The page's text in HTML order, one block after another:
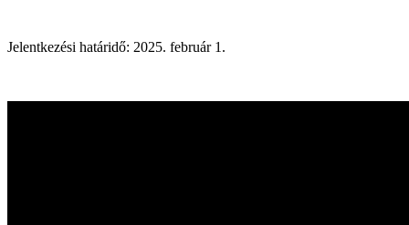
Jelentkezési határidő: 2025. február 1.